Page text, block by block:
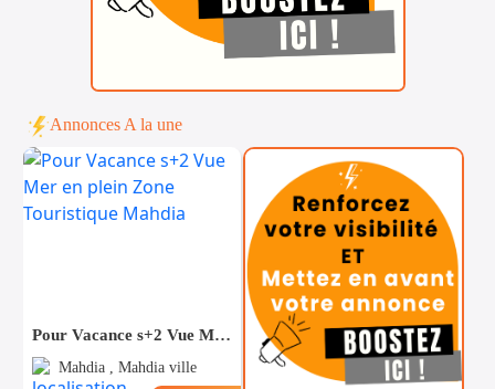
Annonces A la une
Pour Vacance s+2 Vue Mer en plein Zone Touristique Mahdia
Mahdia , Mahdia ville